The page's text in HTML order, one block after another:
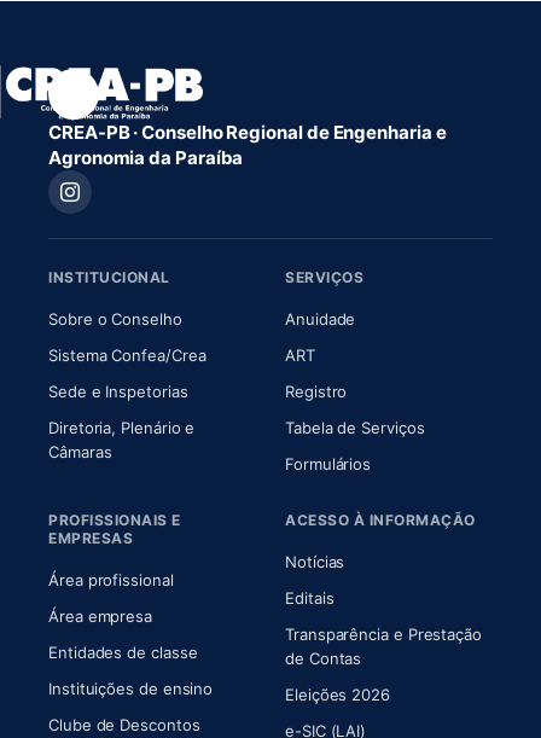
CREA-PB · Conselho Regional de Engenharia e
Agronomia da Paraíba
INSTITUCIONAL
Sobre o Conselho(abre em nova aba)
Sistema Confea/Crea(abre em nova aba)
Sede e Inspetorias
Diretoria, Plenário e
Câmaras(abre em nova aba)
SERVIÇOS
Anuidade
ART(abre em nova aba)
Registro
Tabela de Serviços
Formulários
PROFISSIONAIS E
EMPRESAS
Área profissional
Área empresa
Entidades de classe
Instituições de ensino
Clube de Descontos
ACESSO À INFORMAÇÃO
Notícias
Editais
Transparência e Prestação
de Contas
Eleições 2026
e-SIC (LAI)